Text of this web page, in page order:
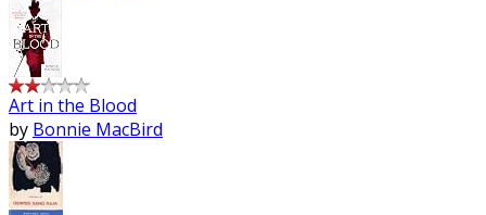
Art in the Blood
by Bonnie MacBird